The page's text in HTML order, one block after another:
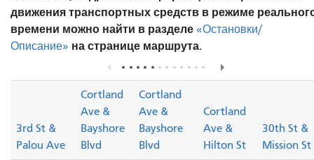
движения транспортных средств в режиме
времени можно найти в разделе «Остановки/
Описание» на странице маршрута.
3rd St &
Palou Ave
Cortland
Ave &
Bayshore
Blvd
Cortland
Ave &
Bayshore
Blvd
Cortland
Ave &
Hilton St
30th St &
Mission St